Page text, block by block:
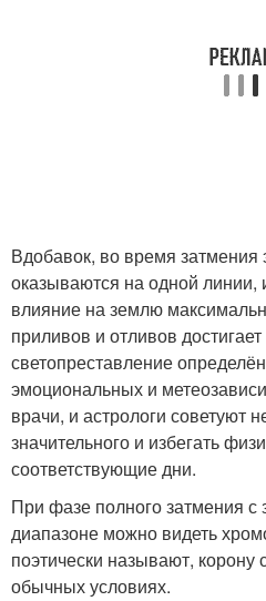
Вдобавок, во время затмения
оказываются на одной линии,
влияние на землю
приливов и отливов
светопреставление
эмоциональных и
врачи, и астрологи советуют
значительного и избегать
соответствующие дни.
При фазе полного затмения с
диапазоне можно видеть
поэтически называют,
обычных условиях.